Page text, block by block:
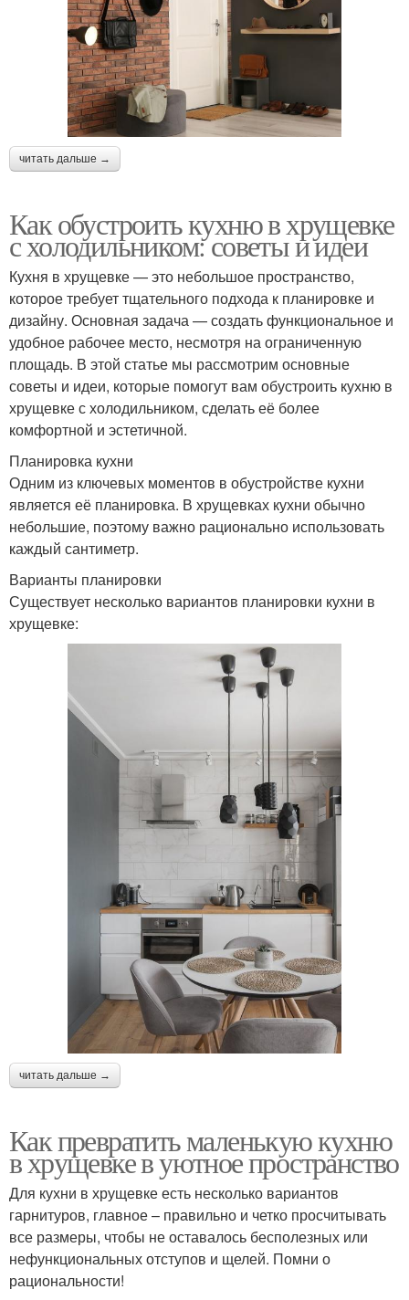
читать дальше →
Как обустроить кухню в хрущевке
с холодильником: советы и идеи
Кухня в хрущевке — это небольшое пространство,
которое требует тщательного подхода к планировке и
дизайну. Основная задача — создать функциональное и
удобное рабочее место, несмотря на ограниченную
площадь. В этой статье мы рассмотрим основные
советы и идеи, которые помогут вам обустроить кухню в
хрущевке с холодильником, сделать её более
комфортной и эстетичной.
Планировка кухни
Одним из ключевых моментов в обустройстве кухни
является её планировка. В хрущевках кухни обычно
небольшие, поэтому важно рационально использовать
каждый сантиметр.
Варианты планировки
Существует несколько вариантов планировки кухни в
хрущевке:
читать дальше →
Как превратить маленькую кухню
в хрущевке в уютное пространство
Для кухни в хрущевке есть несколько вариантов
гарнитуров, главное – правильно и четко просчитывать
все размеры, чтобы не оставалось бесполезных или
нефункциональных отступов и щелей. Помни о
рациональности!